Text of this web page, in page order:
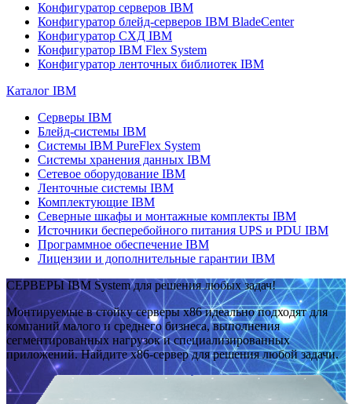
Конфигуратор серверов IBM
Конфигуратор блейд-серверов IBM BladeCenter
Конфигуратор СХД IBM
Конфигуратор IBM Flex System
Конфигуратор ленточных библиотек IBM
Каталог IBM
Серверы IBM
Блейд-системы IBM
Системы IBM PureFlex System
Системы хранения данных IBM
Сетевое оборудование IBM
Ленточные системы IBM
Комплектующие IBM
Северные шкафы и монтажные комплекты IBM
Источники бесперебойного питания UPS и PDU IBM
Программное обеспечение IBM
Лицензии и дополнительные гарантии IBM
СЕРВЕРЫ IBM System для решения любых задач!
Монтируемые в стойку серверы x86 идеально подходят для
компаний малого и среднего бизнеса, выполнения
сегментированных нагрузок и специализированных
приложений. Найдите x86-сервер для решения любой задачи.